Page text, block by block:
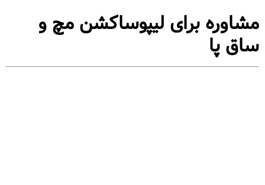
مشاوره برای لیپوساکشن مچ و
ساق پا